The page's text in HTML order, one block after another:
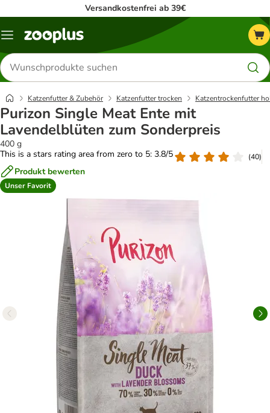
Versandkostenfrei ab 39€
Menü
Produkte
suchen
Katzenfutter & Zubehör Katzenfutter trocken Katzentrockenfutter
Purizon Single Meat Ente mit
Lavendelblüten zum Sonderpreis
400 g
This is a stars rating area from zero to 5: 3.8/5
(40)
Produkt bewerten
Unser Favorit